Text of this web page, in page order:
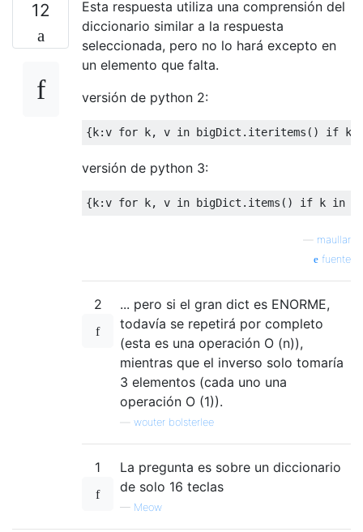
12
Esta respuesta utiliza una comprensión del
diccionario similar a la respuesta
seleccionada, pero no lo hará excepto en
un elemento que falta.
versión de python 2:
{k:v for k, v in bigDict . iteritems () if k
versión de python 3:
{k:v for k, v in bigDict . items () if k in
maullar
fuente
2
... pero si el gran dict es ENORME,
todavía se repetirá por completo
(esta es una operación O (n)),
mientras que el inverso solo tomaría
3 elementos (cada uno una
operación O (1)).
wouter bolsterlee
1
La pregunta es sobre un diccionario
de solo 16 teclas
— Meow